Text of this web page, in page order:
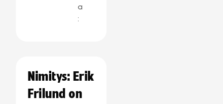
a
:
Nimitys: Erik
Frilund on